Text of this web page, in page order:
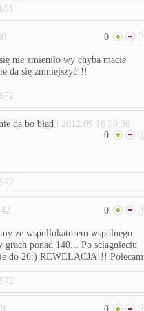
0
nie zmieniło wy chyba macie
da się zmniejszyć!!!
da bo błąd
| 2012.09.16 20:36
0
0
ze wspollokatorem wspolnego
ponad 140... Po sciagnieciu
do 20:) REWELACJA!!! Polecam